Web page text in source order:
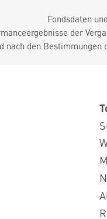
Fondsdaten
der
nach den